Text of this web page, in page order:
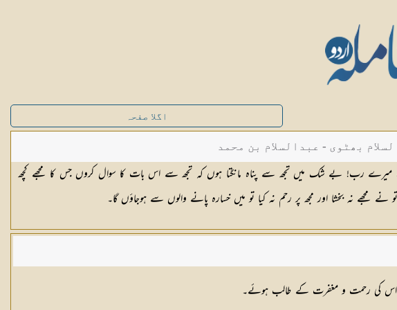
اگلا صفحہ
بھٹوی - عبدالسلام بن محمد
رب! بے شک میں تجھ سے پناہ مانگتا ہوں کہ تجھ سے اس بات کا سوال کروں جس کا مجھے کچھ
نے مجھے نہ بخشا اور مجھ پر رحم نہ کیا تو میں خسارہ پانے والوں سے ہوجاؤں گا۔
سے اس کی رحمت و مغفرت کے طالب ہوئے۔